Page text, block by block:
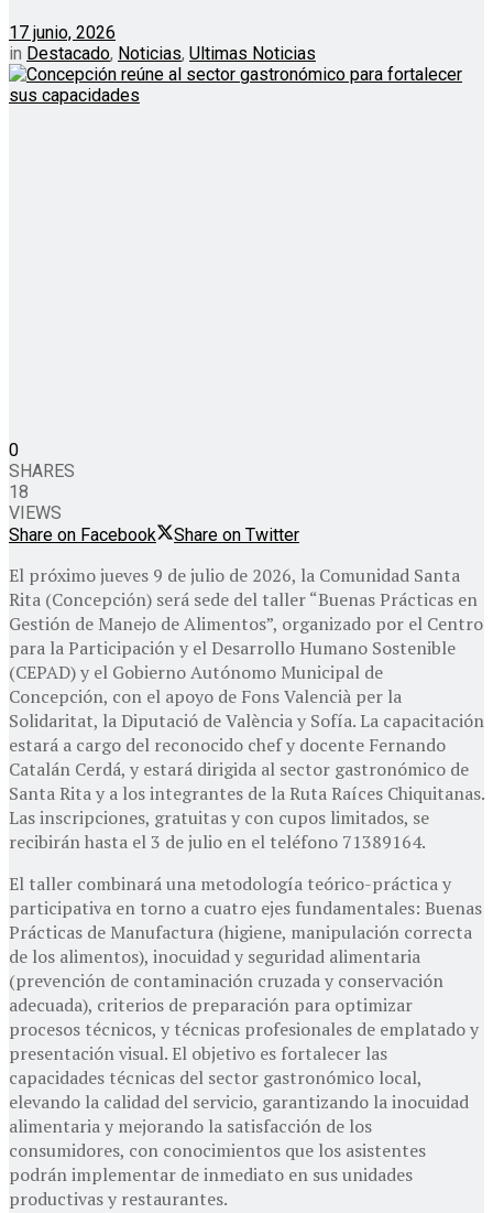
17 junio, 2026
in Destacado, Noticias, Ultimas Noticias
0
SHARES
18
VIEWS
Share on Facebook
Share on Twitter
El próximo jueves 9 de julio de 2026, la Comunidad Santa
Rita (Concepción) será sede del taller “Buenas Prácticas en
Gestión de Manejo de Alimentos”, organizado por el Centro
para la Participación y el Desarrollo Humano Sostenible
(CEPAD) y el Gobierno Autónomo Municipal de
Concepción, con el apoyo de Fons Valencià per la
Solidaritat, la Diputació de València y Sofía. La capacitación
estará a cargo del reconocido chef y docente Fernando
Catalán Cerdá, y estará dirigida al sector gastronómico de
Santa Rita y a los integrantes de la Ruta Raíces Chiquitanas.
Las inscripciones, gratuitas y con cupos limitados, se
recibirán hasta el 3 de julio en el teléfono 71389164.
El taller combinará una metodología teórico-práctica y
participativa en torno a cuatro ejes fundamentales: Buenas
Prácticas de Manufactura (higiene, manipulación correcta
de los alimentos), inocuidad y seguridad alimentaria
(prevención de contaminación cruzada y conservación
adecuada), criterios de preparación para optimizar
procesos técnicos, y técnicas profesionales de emplatado y
presentación visual. El objetivo es fortalecer las
capacidades técnicas del sector gastronómico local,
elevando la calidad del servicio, garantizando la inocuidad
alimentaria y mejorando la satisfacción de los
consumidores, con conocimientos que los asistentes
podrán implementar de inmediato en sus unidades
productivas y restaurantes.